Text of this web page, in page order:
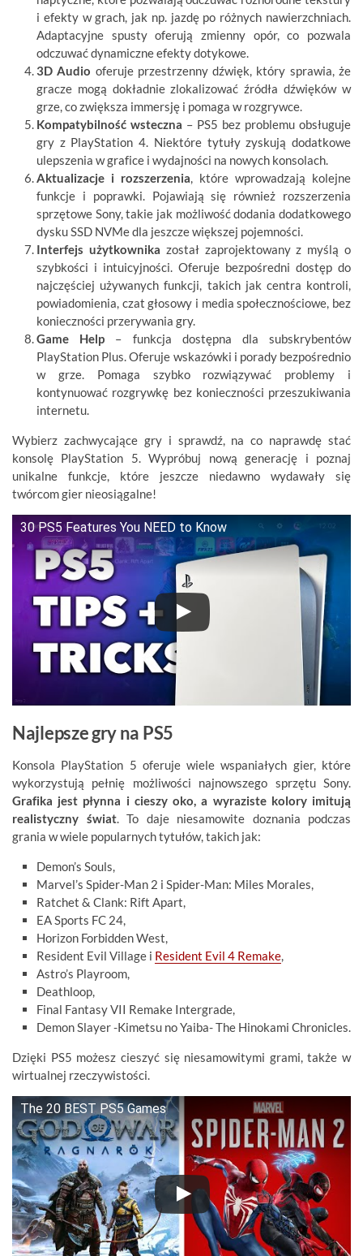
i efekty w grach, jak np. jazdę po różnych nawierzchniach.
Adaptacyjne spusty oferują zmienny opór, co pozwala
odczuwać dynamiczne efekty dotykowe.
3D Audio oferuje przestrzenny dźwięk, który sprawia, że
gracze mogą dokładnie zlokalizować źródła dźwięków w
grze, co zwiększa immersję i pomaga w rozgrywce.
Kompatybilność wsteczna – PS5 bez problemu obsługuje
gry z PlayStation 4. Niektóre tytuły zyskują dodatkowe
ulepszenia w grafice i wydajności na nowych konsolach.
Aktualizacje i rozszerzenia, które wprowadzają kolejne
funkcje i poprawki. Pojawiają się również rozszerzenia
sprzętowe Sony, takie jak możliwość dodania dodatkowego
dysku SSD NVMe dla jeszcze większej pojemności.
Interfejs użytkownika został zaprojektowany z myślą o
szybkości i intuicyjności. Oferuje bezpośredni dostęp do
najczęściej używanych funkcji, takich jak centra kontroli,
powiadomienia, czat głosowy i media społecznościowe, bez
konieczności przerywania gry.
Game Help – funkcja dostępna dla subskrybentów
PlayStation Plus. Oferuje wskazówki i porady bezpośrednio
w grze. Pomaga szybko rozwiązywać problemy i
kontynuować rozgrywkę bez konieczności przeszukiwania
internetu.
Wybierz zachwycające gry i sprawdź, na co naprawdę stać
konsolę PlayStation 5. Wypróbuj nową generację i poznaj
unikalne funkcje, które jeszcze niedawno wydawały się
twórcom gier nieosiągalne!
30 PS5 Features You NEED to Know
Najlepsze gry na PS5
Konsola PlayStation 5 oferuje wiele wspaniałych gier, które
wykorzystują pełnię możliwości najnowszego sprzętu Sony.
Grafika jest płynna i cieszy oko, a wyraziste kolory imitują
realistyczny świat. To daje niesamowite doznania podczas
grania w wiele popularnych tytułów, takich jak:
Demon’s Souls,
Marvel’s Spider-Man 2 i Spider-Man: Miles Morales,
Ratchet & Clank: Rift Apart,
EA Sports FC 24,
Horizon Forbidden West,
Resident Evil Village i Resident Evil 4 Remake,
Astro’s Playroom,
Deathloop,
Final Fantasy VII Remake Intergrade,
Demon Slayer -Kimetsu no Yaiba- The Hinokami Chronicles.
Dzięki PS5 możesz cieszyć się niesamowitymi grami, także w
wirtualnej rzeczywistości.
The 20 BEST PS5 Games